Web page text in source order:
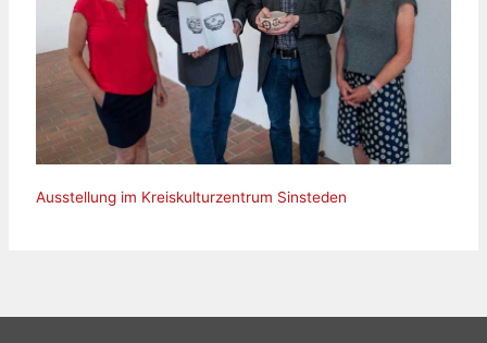
Ausstellung im Kreiskulturzentrum Sinsteden